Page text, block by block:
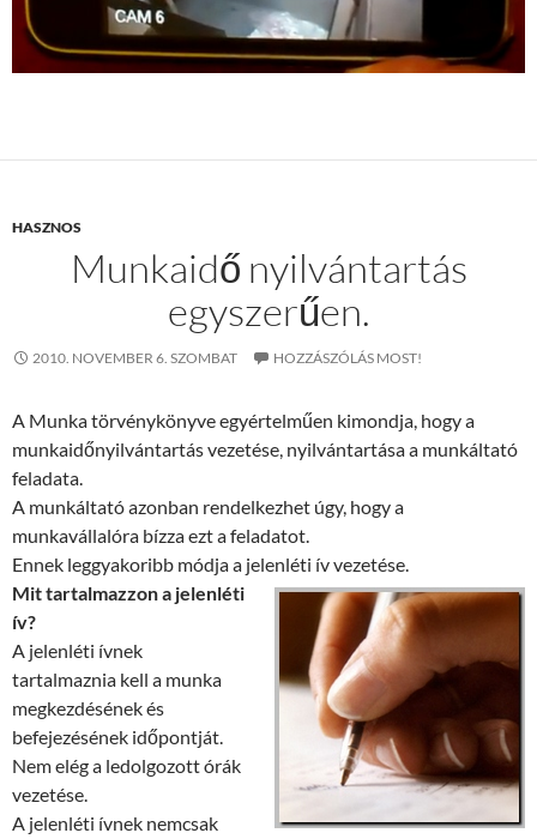
HASZNOS
Munkaidő nyilvántartás
egyszerűen.
2010. NOVEMBER 6. SZOMBAT HOZZÁSZÓLÁS MOST!
A Munka törvénykönyve egyértelműen kimondja, hogy a
munkaidőnyilvántartás vezetése, nyilvántartása a munkáltató
feladata.
A munkáltató azonban rendelkezhet úgy, hogy a
munkavállalóra bízza ezt a feladatot.
Ennek leggyakoribb módja a jelenléti ív vezetése.
Mit tartalmazzon a jelenléti
ív?
A jelenléti ívnek
tartalmaznia kell a munka
megkezdésének és
befejezésének időpontját.
Nem elég a ledolgozott órák
vezetése.
A jelenléti ívnek nemcsak